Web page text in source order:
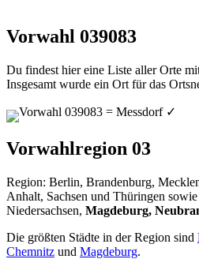
Vorwahl 039083
Du findest hier eine Liste aller Orte
Insgesamt wurde ein Ort für das
Vorwahl 039083 = Messdorf ✓
Vorwahlregion 03
Region: Berlin, Brandenburg,
Anhalt, Sachsen und Thüringen
Niedersachsen, Magdeburg,
Die größten Städte in der Region sind
Chemnitz und Magdeburg.